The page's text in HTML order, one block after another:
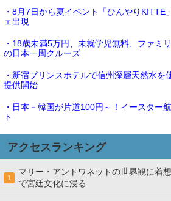
・8月7日から夏イベント「ひんやりKITTE
ェ出現
・18歳未満5万円、未就学児無料、ファミ
の日本一周クルーズ
・新宿プリンスホテルで信州深層天然水を
提供開始
・日本－韓国が片道100円～！イースター
ト
アクセスランキング
1
マリー・アントワネットの世界観に着
で宮廷文化に浸る